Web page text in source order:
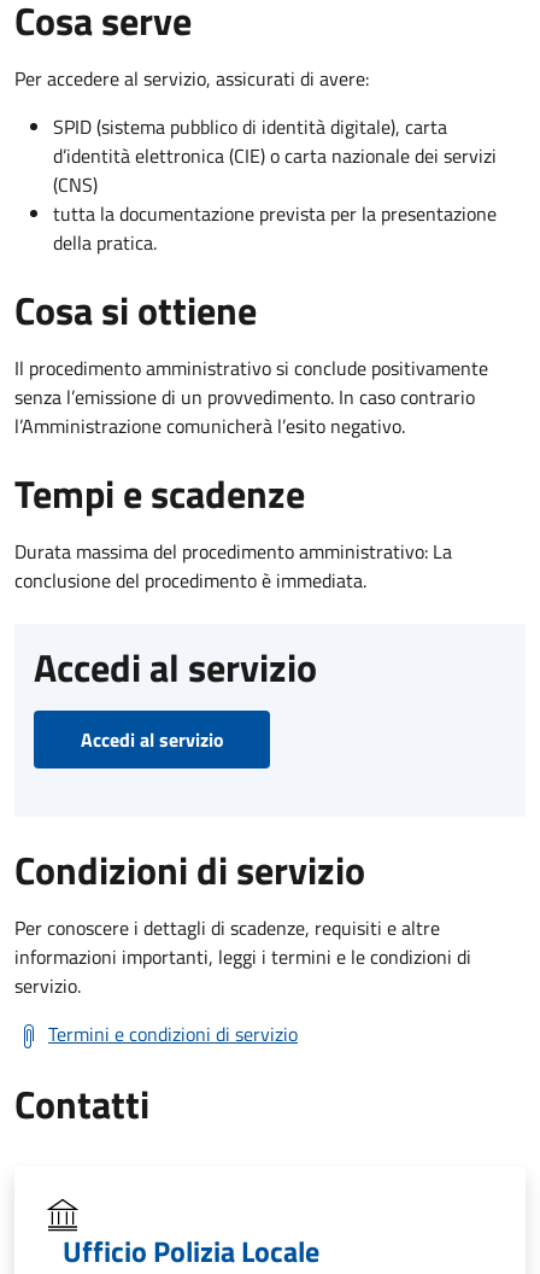
Cosa serve
Per accedere al servizio, assicurati di avere:
SPID (sistema pubblico di identità digitale), carta
d’identità elettronica (CIE) o carta nazionale dei servizi
(CNS)
tutta la documentazione prevista per la presentazione
della pratica.
Cosa si ottiene
Il procedimento amministrativo si conclude positivamente
senza l’emissione di un provvedimento. In caso contrario
l’Amministrazione comunicherà l’esito negativo.
Tempi e scadenze
Durata massima del procedimento amministrativo: La
conclusione del procedimento è immediata.
Accedi al servizio
Accedi al servizio
Condizioni di servizio
Per conoscere i dettagli di scadenze, requisiti e altre
informazioni importanti, leggi i termini e le condizioni di
servizio.
Termini e condizioni di servizio
Contatti
Ufficio Polizia Locale